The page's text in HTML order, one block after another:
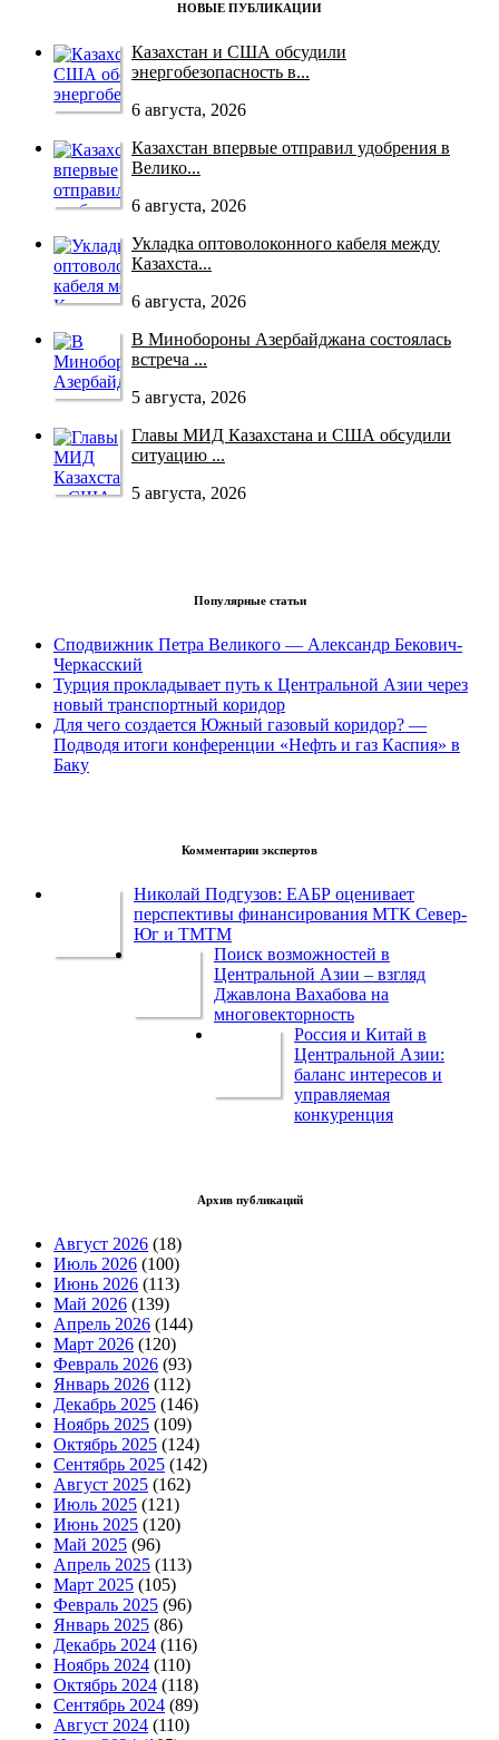
НОВЫЕ ПУБЛИКАЦИИ
Казахстан и США обсудили
энергобезопасность в...
6 августа, 2026
Казахстан впервые отправил удобрения в
Велико...
6 августа, 2026
Укладка оптоволоконного кабеля между
Казахста...
6 августа, 2026
В Минобороны Азербайджана состоялась
встреча ...
5 августа, 2026
Главы МИД Казахстана и США обсудили
ситуацию ...
5 августа, 2026
Популярные статьи
Сподвижник Петра Великого — Александр Бекович-
Черкасский
Турция прокладывает путь к Центральной Азии через
новый транспортный коридор
Для чего создается Южный газовый коридор? —
Подводя итоги конференции «Нефть и газ Каспия» в
Баку
Комментарии экспертов
Николай Подгузов: ЕАБР оценивает
перспективы финансирования МТК Север-
Юг и ТМТМ
Поиск возможностей в
Центральной Азии – взгляд
Джавлона Вахабова на
многовекторность
Россия и Китай в
Центральной Азии:
баланс интересов и
управляемая
конкуренция
Архив публикаций
Август 2026 (18)
Июль 2026 (100)
Июнь 2026 (113)
Май 2026 (139)
Апрель 2026 (144)
Март 2026 (120)
Февраль 2026 (93)
Январь 2026 (112)
Декабрь 2025 (146)
Ноябрь 2025 (109)
Октябрь 2025 (124)
Сентябрь 2025 (142)
Август 2025 (162)
Июль 2025 (121)
Июнь 2025 (120)
Май 2025 (96)
Апрель 2025 (113)
Март 2025 (105)
Февраль 2025 (96)
Январь 2025 (86)
Декабрь 2024 (116)
Ноябрь 2024 (110)
Октябрь 2024 (118)
Сентябрь 2024 (89)
Август 2024 (110)